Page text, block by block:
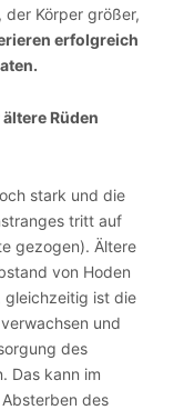
der Körper größer,
erfolgreich
Rüden
stark und die
tritt auf
gezogen). Ältere
von Hoden
gleichzeitig ist die
und
des
Das kann im
des